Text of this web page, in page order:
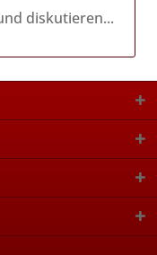
diskutieren...